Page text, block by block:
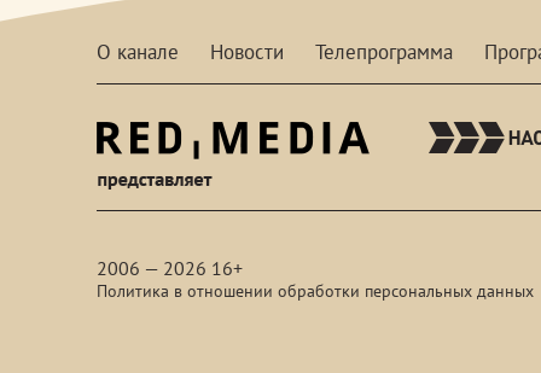
О канале Новости Телепрограмма
2006 — 2026 16+
Политика в отношении обработки персональных данных